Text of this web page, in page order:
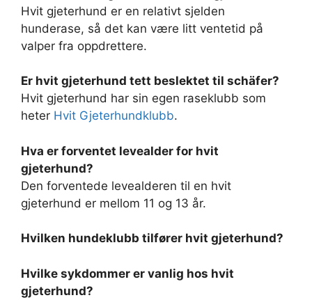
Hvit gjeterhund er en relativt sjelden
hunderase, så det kan være litt ventetid på
valper fra oppdrettere.
Er hvit gjeterhund tett beslektet til schäfer?
Hvit gjeterhund har sin egen raseklubb som
heter Hvit Gjeterhundklubb.
Hva er forventet levealder for hvit
gjeterhund?
Den forventede levealderen til en hvit
gjeterhund er mellom 11 og 13 år.
Hvilken hundeklubb tilfører hvit gjeterhund?
Hvilke sykdommer er vanlig hos hvit
gjeterhund?